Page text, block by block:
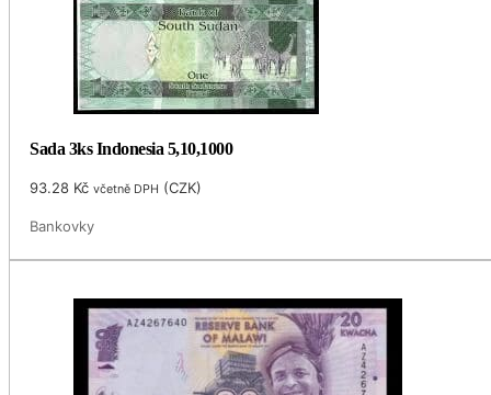
Sada 3ks Indonesia 5,10,1000
93.28 Kč včetně DPH (CZK)
Bankovky